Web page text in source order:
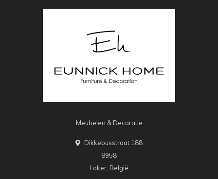
Meubelen & Decoratie
Dikkebusstraat 188
8958
Loker, België